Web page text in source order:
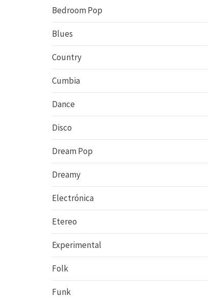
Bedroom Pop
Blues
Country
Cumbia
Dance
Disco
Dream Pop
Dreamy
Electrónica
Etereo
Experimental
Folk
Funk